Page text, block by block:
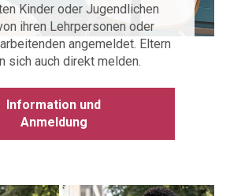
Kinder oder Jugendlichen
ihren Lehrpersonen oder
angemeldet. Eltern
sich auch direkt melden.
Information und
Anmeldung